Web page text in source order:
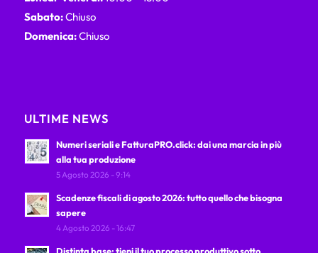
Sabato:Chiuso
Domenica:Chiuso
ULTIME NEWS
Numeri seriali e FatturaPRO.click: dai una marcia in più
alla tua produzione
5 Agosto 2026 - 9:14
Scadenze fiscali di agosto 2026: tutto quello che bisogna
sapere
4 Agosto 2026 - 16:47